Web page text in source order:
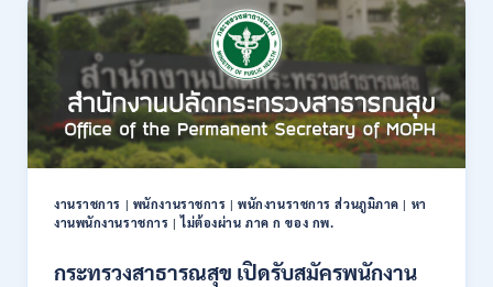
งาน
40
ตำแหน่ง
/
ปริญญา
ตรี
หลาย
ขึ้น
ไป
ยินดี
งานราชการ | พนักงานราชการ |พนักงานราชการ ส่วนภูมิภาค | หา
งานพนักงานราชการ |ไม่ต้องผ่าน ภาค ก ของ กพ.
กระทรวงสาธารณสุข เปิดรับสมัครพนักงาน